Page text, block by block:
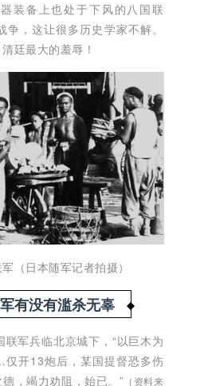
装备上也处于下风的八国联
，这让很多历史学家不解。
廷最大的羞辱！
（日本随军记者拍摄）
有没有滥杀无辜
军兵临北京城下，“以巨木为
开13炮后，某国提督恐多伤
，竭力劝阻，始已。” （资料来